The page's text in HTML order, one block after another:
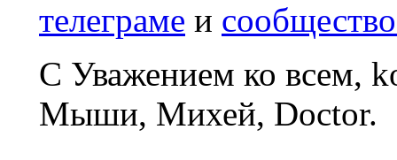
телеграме и
С Уважением ко всем,
Мыши, Михей, Doctor.